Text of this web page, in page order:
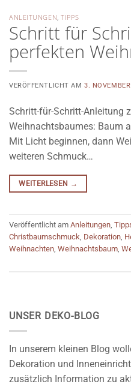
ANLEITUNGEN ,TIPPS
Schritt für
perfekten
VERÖFFENTLICHT AM3.
Schritt-für-Schritt-Anleitung
Weihnachtsbaumes: Baum
Mit Licht beginnen, dann
weiteren Schmuck…
WEITERLESEN →
Veröffentlicht am Anleitungen
Christbaumschmuck Dekoration
Weihnachten Weihnachtsbaum
UNSER DEKO-BLOG
In unserem kleinen Blog
Dekoration und
zusätzlich Information zu